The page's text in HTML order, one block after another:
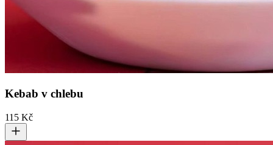
Kebab v chlebu
115 Kč